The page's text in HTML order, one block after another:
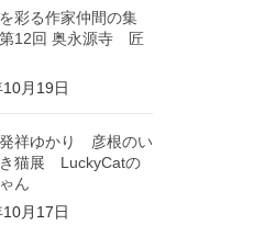
彩る作家仲間の集
12回 奥永源寺 匠
月19日
祥ゆかり 彦根のい
猫展 LuckyCatの
ん
月17日